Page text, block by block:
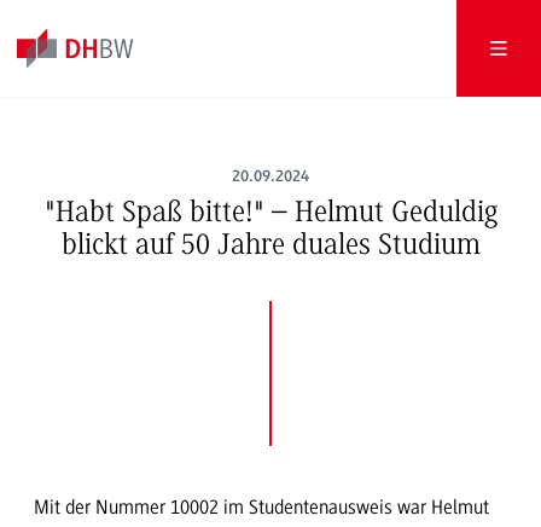
20.09.2024
"Habt Spaß bitte!" – Helmut Geduldig
blickt auf 50 Jahre duales Studium
Mit der Nummer 10002 im Studentenausweis war Helmut